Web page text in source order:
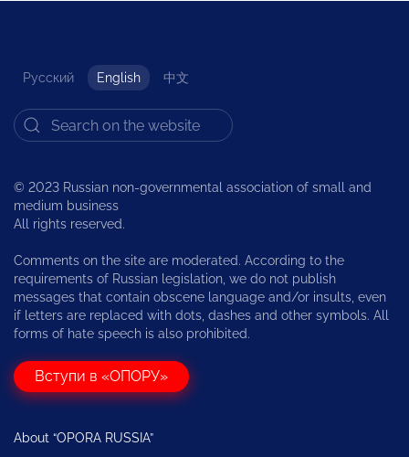
Русский English 中文
© 2023 Russian non-governmental association of small and
medium business
All rights reserved.
Comments on the site are moderated. According to the
requirements of Russian legislation, we do not publish
messages that contain obscene language and/or insults, even
if letters are replaced with dots, dashes and other symbols. All
forms of hate speech is also prohibited.
Вступи в «ОПОРУ»
About “OPORA RUSSIA”